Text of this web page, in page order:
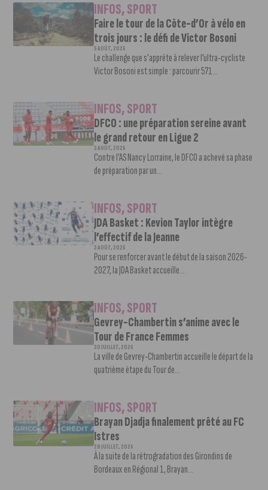
INFOS,SPORT
Faire le tour de la Côte-d’Or à vélo en
trois jours : le défi de Victor Bosoni
5 AOÛT, 2026
Le challenge que s’apprête à relever l’ultra-cycliste
Victor Bosoni est simple : parcourir 571...
INFOS,SPORT
DFCO : une préparation sereine avant
le grand retour en Ligue 2
3 AOÛT, 2026
Contre l’AS Nancy Lorraine, le DFCO a achevé sa phase
de préparation par un...
INFOS,SPORT
JDA Basket : Kevion Taylor intègre
l’effectif de la Jeanne
3 AOÛT, 2026
Pour se renforcer avant le début de la saison 2026-
2027, la JDA Basket accueille...
INFOS,SPORT
Gevrey-Chambertin s’anime avec le
Tour de France Femmes
30 JUILLET, 2026
La ville de Gevrey-Chambertin accueille le départ de la
quatrième étape du Tour de...
INFOS,SPORT
Brayan Djadja finalement prêté au FC
Istres
28 JUILLET, 2026
À la suite de la rétrogradation des Girondins de
Bordeaux en Régional 1, Brayan...